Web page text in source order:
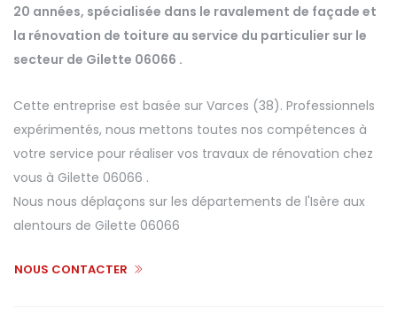
20 années, spécialisée dans le ravalement de façade et
la rénovation de toiture au service du particulier sur le
secteur de Gilette 06066 .
Cette entreprise est basée sur Varces (38). Professionnels
expérimentés, nous mettons toutes nos compétences à
votre service pour réaliser vos travaux de rénovation chez
vous à Gilette 06066 .
Nous nous déplaçons sur les départements de l'Isère aux
alentours de Gilette 06066
NOUS CONTACTER